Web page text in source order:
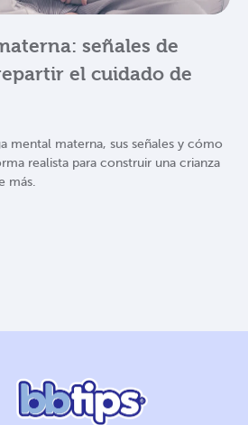
señales de
el cuidado de
mental materna, sus señales y cómo
realista para construir una crianza
más.